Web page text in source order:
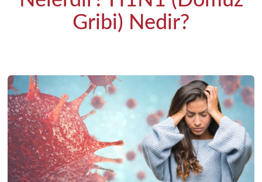
Gribi) Nedir?
2023